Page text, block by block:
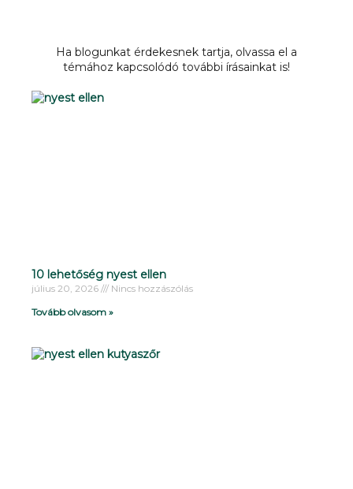
Ha blogunkat érdekesnek tartja, olvassa el a
témához kapcsolódó további írásainkat is!
10 lehetőség nyest ellen
július 20, 2026
Nincs hozzászólás
Tovább olvasom »